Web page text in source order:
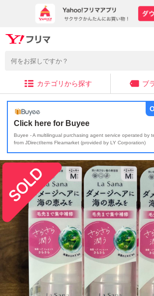
カテゴリから探す ブ
Click here for Buyee
Buyee - A multilingual purchasing agent service operated by
from JDirectItems Fleamarket (provided by LY Corporation)